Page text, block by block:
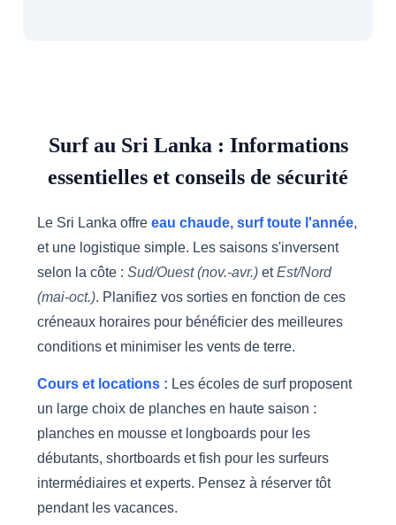
Surf au Sri Lanka : Informations
essentielles et conseils de sécurité
Le Sri Lanka offre eau chaude, surf toute l'année,
et une logistique simple. Les saisons s'inversent
selon la côte : Sud/Ouest (nov.-avr.) etEst/Nord
(mai-oct.). Planifiez vos sorties en fonction de ces
créneaux horaires pour bénéficier des meilleures
conditions et minimiser les vents de terre.
Cours et locations : Les écoles de surf proposent
un large choix de planches en haute saison :
planches en mousse et longboards pour les
débutants, shortboards et fish pour les surfeurs
intermédiaires et experts. Pensez à réserver tôt
pendant les vacances.